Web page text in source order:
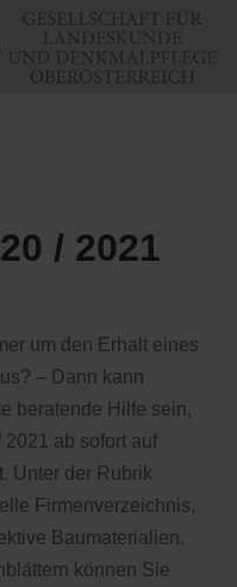
/ 2021
um den Erhalt eines
– Dann kann
beratende Hilfe sein,
ab sofort auf
Unter der Rubrik
Firmenverzeichnis,
Baumaterialien.
können Sie